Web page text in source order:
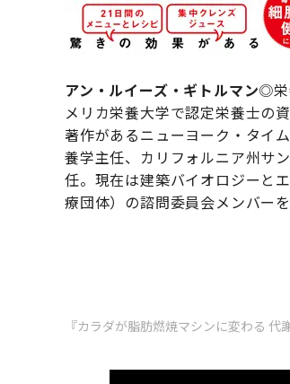
アン・ルイーズ・ギトルマン◎栄
メリカ栄養大学で認定栄養士の
著作があるニューヨーク・タイ
養学主任、カリフォルニア州サ
任。現在は建築バイオロジーと
療団体）の諮問委員会メンバーを
『カラダが脂肪燃焼マシンに変わる